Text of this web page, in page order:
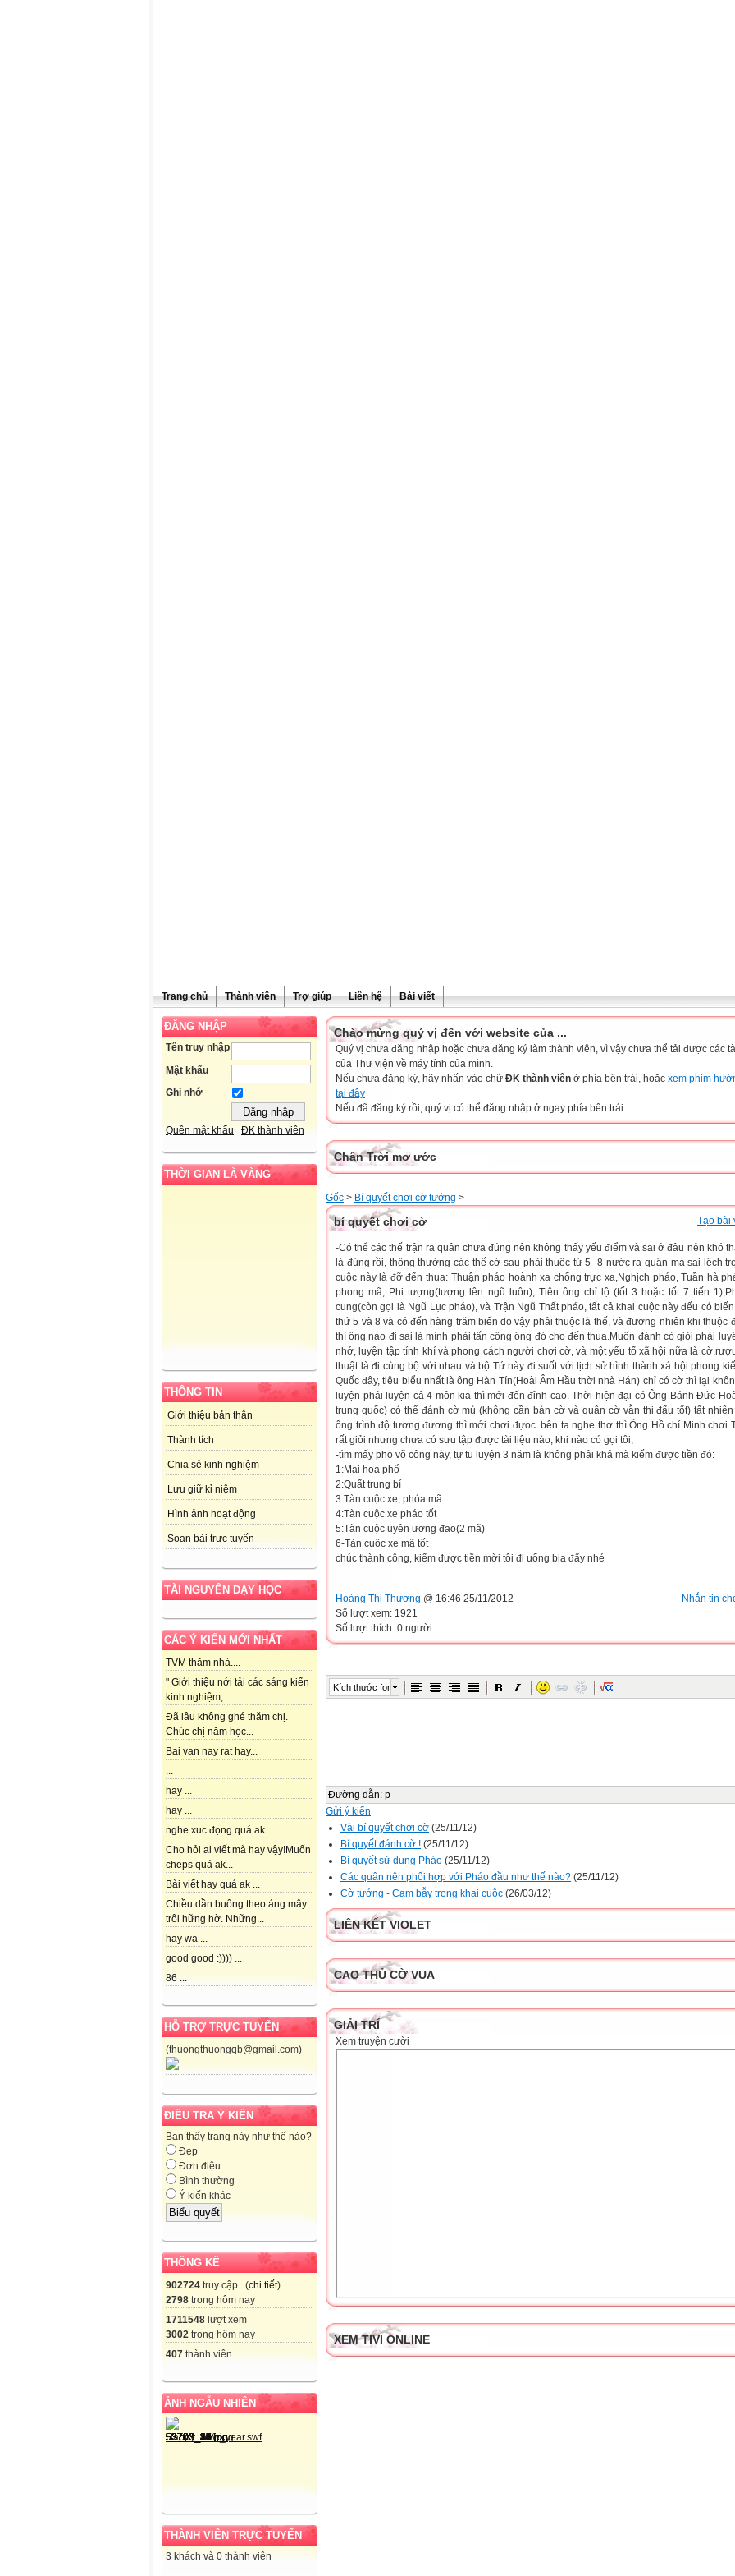
Trang chủ Thành viên Trợ giúp Liên hệ Bài viết
ĐĂNG NHẬP
Tên truy nhập
Mật khẩu
Ghi nhớ
Quên mật khẩu ĐK thành viên
THỜI GIAN LÀ VÀNG
THÔNG TIN
Giới thiệu bản thân
Thành tích
Chia sẻ kinh nghiệm
Lưu giữ kỉ niệm
Hình ảnh hoạt động
Soạn bài trực tuyến
TÀI NGUYÊN DẠY HỌC
CÁC Ý KIẾN MỚI NHẤT
TVM thăm nhà....
" Giới thiệu nới tải các sáng kiến
kinh nghiệm,...
Đã lâu không ghé thăm chị.
Chúc chị năm học...
Bai van nay rat hay...
...
hay ...
hay ...
nghe xuc đọng quá ak ...
Cho hỏi ai viết mà hay vậy!Muốn
cheps quá ak...
Bài viết hay quá ak ...
Chiều dần buông theo áng mây
trôi hững hờ. Những...
hay wa ...
good good :)))) ...
86 ...
HỖ TRỢ TRỰC TUYẾN
(thuongthuongqb@gmail.com)
ĐIỀU TRA Ý KIẾN
Bạn thấy trang này như thế nào?
Đẹp
Đơn điệu
Bình thường
Ý kiến khác
THỐNG KÊ
902724 truy cập (chi tiết)
2798 trong hôm nay
1711548 lượt xem
3002 trong hôm nay
407 thành viên
ẢNH NGẪU NHIÊN
THÀNH VIÊN TRỰC TUYẾN
3 khách và 0 thành viên
Chào mừng quý vị đến với website của ...
Quý vị chưa đăng nhập hoặc chưa đăng ký làm thành viên, vì vậy chưa thể tải được các
của Thư viện về máy tính của mình.
Nếu chưa đăng ký, hãy nhấn vào chữ ĐK thành viên ở phía bên trái, hoặc xem phim
tại đây
Nếu đã đăng ký rồi, quý vị có thể đăng nhập ở ngay phía bên trái.
Chân Trời mơ ước
Gốc > Bí quyết chơi cờ tướng >
Tạo bài
bí quyết chơi cờ
-Có thể các thế trận ra quân chưa đúng nên không thấy yếu điểm và sai ở đâu nên khó
là đúng rồi, thông thường các thế cờ sau phải thuộc từ 5- 8 nước ra quân mà sai lệch
cuộc này là đỡ đến thua: Thuận pháo hoành xa chống trực xa,Nghịch pháo, Tuần hà
phong mã, Phi tượng(tượng lên ngũ luôn), Tiên ông chỉ lộ (tốt 3 hoặc tốt 7 tiến
cung(còn gọi là Ngũ Lục pháo), và Trận Ngũ Thất pháo, tất cả khai cuộc này đếu có
thứ 5 và 8 và có đến hàng trăm biến do vậy phải thuộc là thế, và đương nhiên khi thuộc
thì ông nào đi sai là mình phải tấn công ông đó cho đến thua.Muốn đánh cò giỏi phải
nhớ, luyện tập tính khí và phong cách người chơi cờ, và một yếu tố xã hội nữa là
thuật là đi cùng bộ với nhau và bộ Tứ này đi suốt với lịch sử hình thành xá hội phong
Quốc đây, tiêu biểu nhất là ông Hàn Tín(Hoài Âm Hầu thời nhà Hán) chỉ có cờ thì lại
luyện phải luyện cả 4 môn kia thì mới đến đỉnh cao. Thời hiện đại có Ông Bánh Đức
trung quốc) có thể đánh cờ mù (không cần bàn cờ và quân cờ vẫn thi đấu tốt) tất
ông trình độ tương đương thì mới chơi đựoc. bên ta nghe thơ thì Ông Hồ chí Minh chơi
rất giỏi nhưng chưa có sưu tập được tài liệu nào, khi nào có gọi tôi,
-tìm mấy pho võ công này, tự tu luyện 3 năm là không phải khá mà kiếm được tiền đó:
1:Mai hoa phổ
2:Quất trung bí
3:Tàn cuộc xe, phóa mã
4:Tàn cuộc xe pháo tốt
5:Tàn cuộc uyên ương đao(2 mã)
6-Tàn cuộc xe mã tốt
chúc thành công, kiếm được tiền mời tôi đi uống bia đấy nhé
Nhắn tin
Hoàng Thị Thương @ 16:46 25/11/2012
Số lượt xem: 1921
Số lượt thích: 0 người
Kích thước font
Đường dẫn: p
Gửi ý kiến
Vài bí quyết chơi cờ (25/11/12)
Bí quyết đánh cờ ! (25/11/12)
Bí quyết sử dụng Pháo (25/11/12)
Các quân nên phối hợp với Pháo đầu như thế nào? (25/11/12)
Cờ tướng - Cạm bẫy trong khai cuộc (26/03/12)
LIÊN KẾT VIOLET
CAO THỦ CỜ VUA
GIẢI TRÍ
Xem truyện cười
XEM TIVI ONLINE